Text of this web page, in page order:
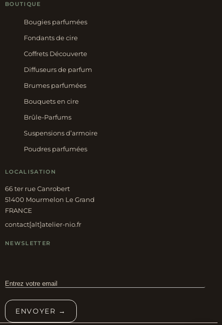
BOUTIQUE
Bougies parfumées
Fondants de cire
Coffrets Découverte
Diffuseurs de parfum
Brumes parfumées
Bouquets en cire
Brûle-Parfums
Suspensions d’armoire
Poudres parfumées
LOCALISATION
66 ter rue Canrobert
51400 Mourmelon Le Grand
FRANCE
contact[alt]atelier-nio.fr
NEWSLETTER
ENVOYER →